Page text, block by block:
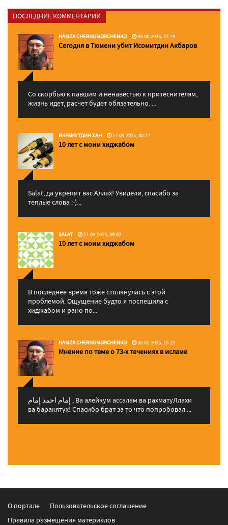
ПОСЛЕДНИЕ КОММЕНТАРИИ
HAMZA CHERNOMORCHENKO 03.06.2026, 23:29
Сегодня в Тюмени убит Исомитдин Акбаров
Со скорбью к павшим и ненавестью к притеснителям,
жизнь идет, расчет будет обязательно. ...
ИКРАМУТДИН ХАН 17.04.2025, 00:27
10 лет с моим хиджабом
Salat, да укрепит вас Аллаx! Увидели, спасибо за
теплые слова :-)...
SALAT 11.04.2025, 09:02
10 лет с моим хиджабом
В последнее время тоже столкнулась с этой
проблемой. Ощущение будто я поспешила с
хиджабом и рано по...
HAMZA CHERNOMORCHENKO 30.01.2025, 15:22
Мнение по теме о 73-х течениях в исламе
إمام احمد إمام , Ва алейкум ассалам ва рахматуЛлахи
ва баракятух! Спасибо брат за то что попробовал ...
О портале
Пользовательское соглашение
Правила размещения материалов